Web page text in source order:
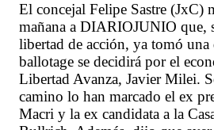
El concejal Felipe Sastre (JxC)
mañana a DIARIOJUNIO que,
libertad de acción, ya tomó una
ballotage se decidirá por el
Libertad Avanza, Javier Milei.
camino lo han marcado el ex
Macri y la ex candidata a la